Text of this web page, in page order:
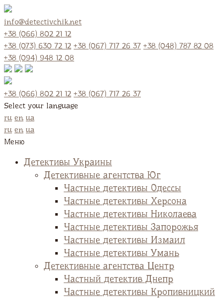
info@detectivchik.net
+38 (066) 802 21 12
+38 (073) 630 72 12 +38 (067) 717 26 37 +38 (048) 787 82 08
+38 (094) 948 12 08
+38 (066) 802 21 12 +38 (067) 717 26 37
Select your language
ru en ua
ru en ua
Меню
Детективы Украины
Детективные агентства Юг
Частные детективы Одессы
Частные детективы Херсона
Частные детективы Николаева
Частные детективы Запорожья
Частные детективы Измаил
Частные детективы Умань
Детективные агентства Центр
Частный детектив Днепр
Частные детективы Кропивницкий